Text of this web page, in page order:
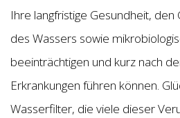
Ihre langfristige Gesundheit,
des Wassers sowie
beeinträchtigen und kurz nach
Erkrankungen führen können.
Wasserfilter, die viele dieser